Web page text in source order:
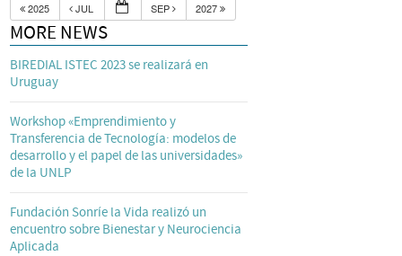
2025 JUL SEP 2027
MORE NEWS
BIREDIAL ISTEC 2023 se realizará en
Uruguay
Workshop «Emprendimiento y
Transferencia de Tecnología: modelos de
desarrollo y el papel de las universidades»
de la UNLP
Fundación Sonríe la Vida realizó un
encuentro sobre Bienestar y Neurociencia
Aplicada